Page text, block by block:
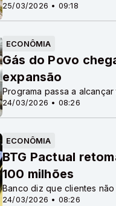
25/03/2026 • 09:18
ECONÔMIA
24/03/2026 • 08:26
Gás do Povo
expansão
Programa passa a
ECONÔMIA
24/03/2026 • 08:26
BTG Pactual
100 milhões
Banco diz que clientes